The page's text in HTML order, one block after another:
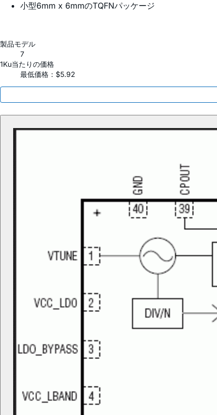
小型6mm x 6mmのTQFNパッケージ
製品モデル
7
1Ku当たりの価格
最低価格：$5.92